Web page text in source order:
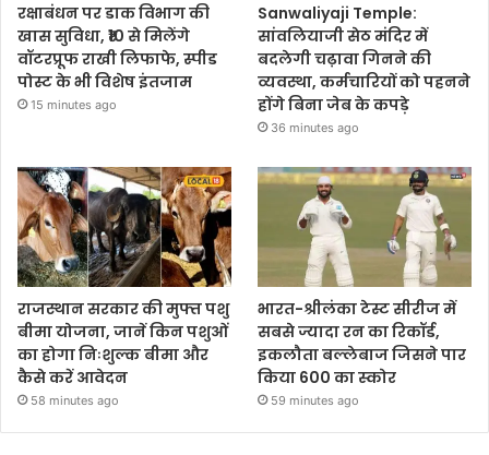
रक्षाबंधन पर डाक विभाग की
खास सुविधा, ₹10 से मिलेंगे
वॉटरप्रूफ राखी लिफाफे, स्पीड
पोस्ट के भी विशेष इंतजाम
15 minutes ago
Sanwaliyaji Temple:
सांवलियाजी सेठ मंदिर में
बदलेगी चढ़ावा गिनने की
व्यवस्था, कर्मचारियों को पहनने
होंगे बिना जेब के कपड़े
36 minutes ago
राजस्थान सरकार की मुफ्त पशु
बीमा योजना, जानें किन पशुओं
का होगा निःशुल्क बीमा और
कैसे करें आवेदन
58 minutes ago
भारत-श्रीलंका टेस्ट सीरीज में
सबसे ज्यादा रन का रिकॉर्ड,
इकलौता बल्लेबाज जिसने पार
किया 600 का स्कोर
59 minutes ago